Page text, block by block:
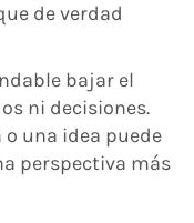
de verdad
bajar el
ni decisiones.
una idea puede
perspectiva más